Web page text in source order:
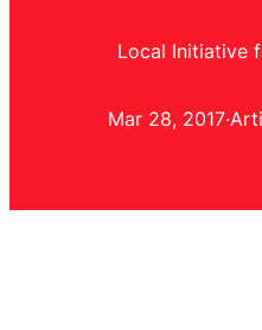
Local Initiative
Mar 28, 2017·